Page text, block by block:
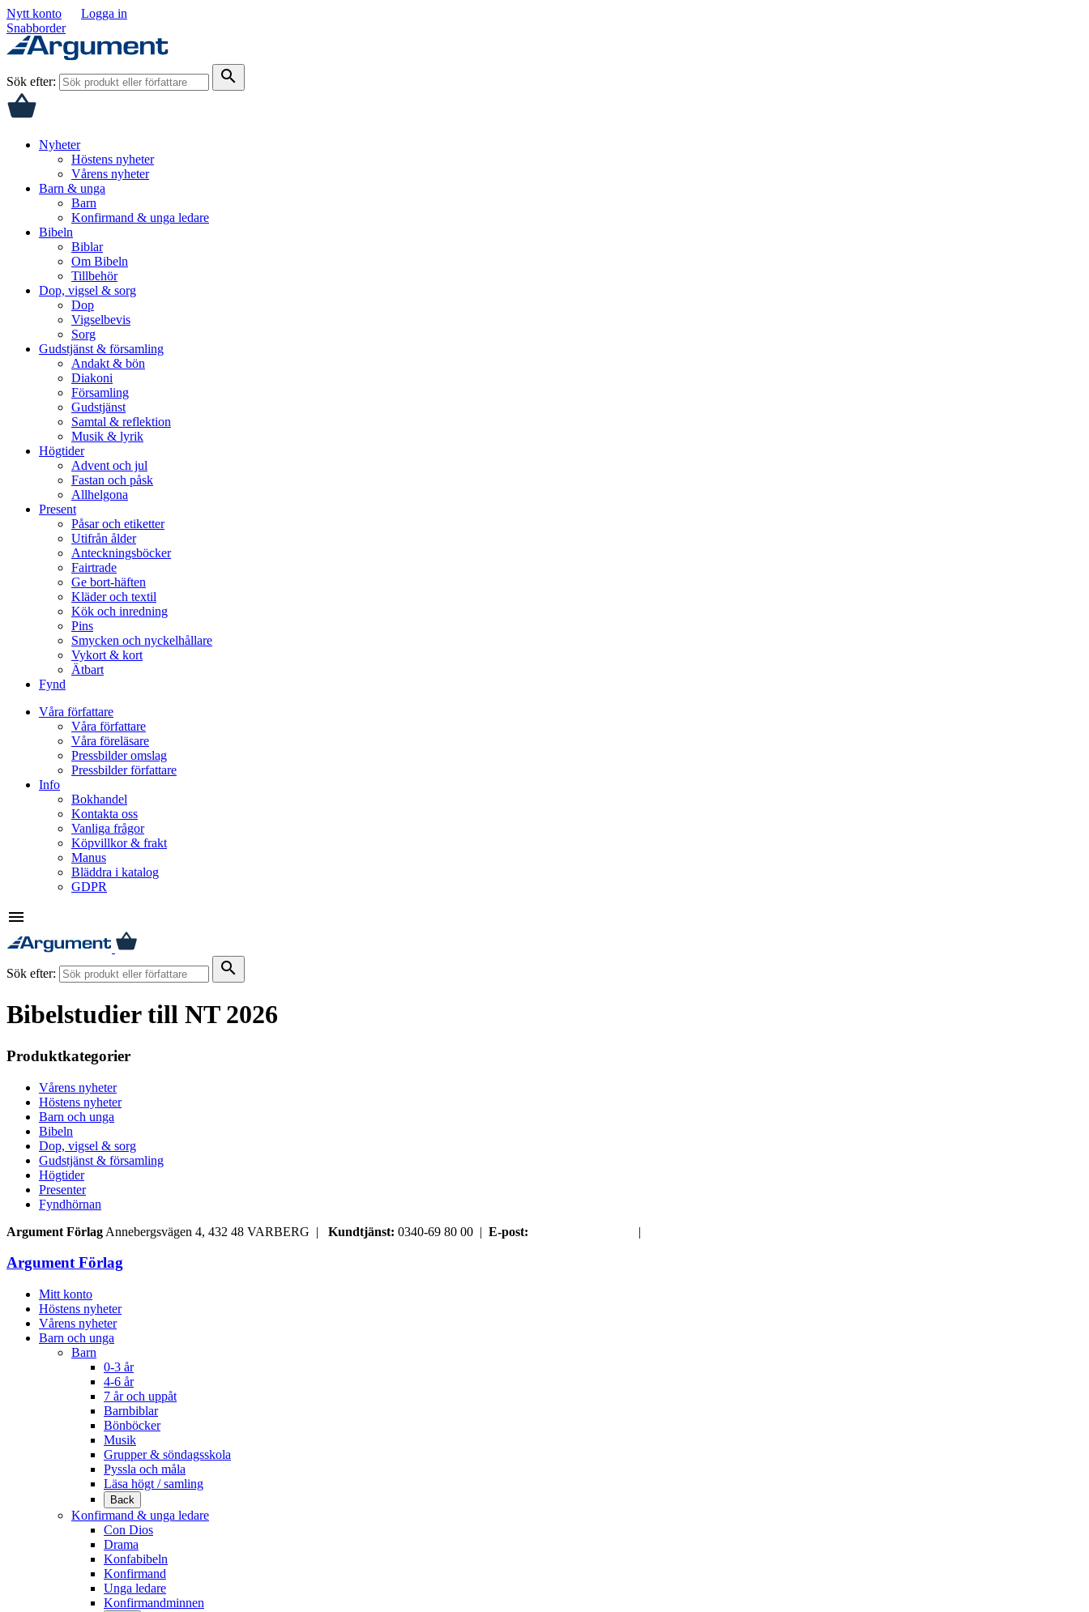
Nytt konto
Logga in
Snabborder
Sök efter: search
Nyheter
Höstens nyheter
Vårens nyheter
Barn & unga
Barn
Konfirmand & unga ledare
Bibeln
Biblar
Om Bibeln
Tillbehör
Dop, vigsel & sorg
Dop
Vigselbevis
Sorg
Gudstjänst & församling
Andakt & bön
Diakoni
Församling
Gudstjänst
Samtal & reflektion
Musik & lyrik
Högtider
Advent och jul
Fastan och påsk
Allhelgona
Present
Påsar och etiketter
Utifrån ålder
Anteckningsböcker
Fairtrade
Ge bort-häften
Kläder och textil
Kök och inredning
Pins
Smycken och nyckelhållare
Vykort & kort
Ätbart
Fynd
Våra författare
Våra författare
Våra föreläsare
Pressbilder omslag
Pressbilder författare
Info
Bokhandel
Kontakta oss
Vanliga frågor
Köpvillkor & frakt
Manus
Bläddra i katalog
GDPR
menu
Sök efter: search
Bibelstudier till NT 2026
Produktkategorier
Vårens nyheter
Höstens nyheter
Barn och unga
Bibeln
Dop, vigsel & sorg
Gudstjänst & församling
Högtider
Presenter
Fyndhörnan
Argument Förlag Annebergsvägen 4, 432 48 VARBERG | Kundtjänst: 0340-69 80 00 | E-post: |
Argument Förlag
Mitt konto
Höstens nyheter
Vårens nyheter
Barn och unga
Barn
0-3 år
4-6 år
7 år och uppåt
Barnbiblar
Bönböcker
Musik
Grupper & söndagsskola
Pyssla och måla
Läsa högt / samling
Back
Konfirmand & unga ledare
Con Dios
Drama
Konfabibeln
Konfirmand
Unga ledare
Konfirmandminnen